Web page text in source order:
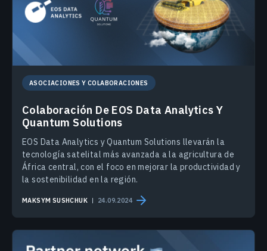
ASOCIACIONES Y COLABORACIONES
Colaboración De EOS Data Analytics Y
Quantum Solutions
EOS Data Analytics y Quantum Solutions llevarán la
tecnología satelital más avanzada a la agricultura de
África central, con el foco en mejorar la productividad y
la sostenibilidad en la región.
MAKSYM SUSHCHUK 24.09.2024